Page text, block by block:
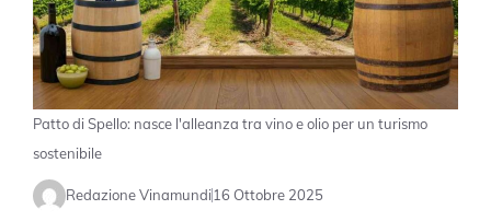
Patto di Spello: nasce l'alleanza tra vino e olio per un turismo
sostenibile
Redazione Vinamundi16 Ottobre 2025